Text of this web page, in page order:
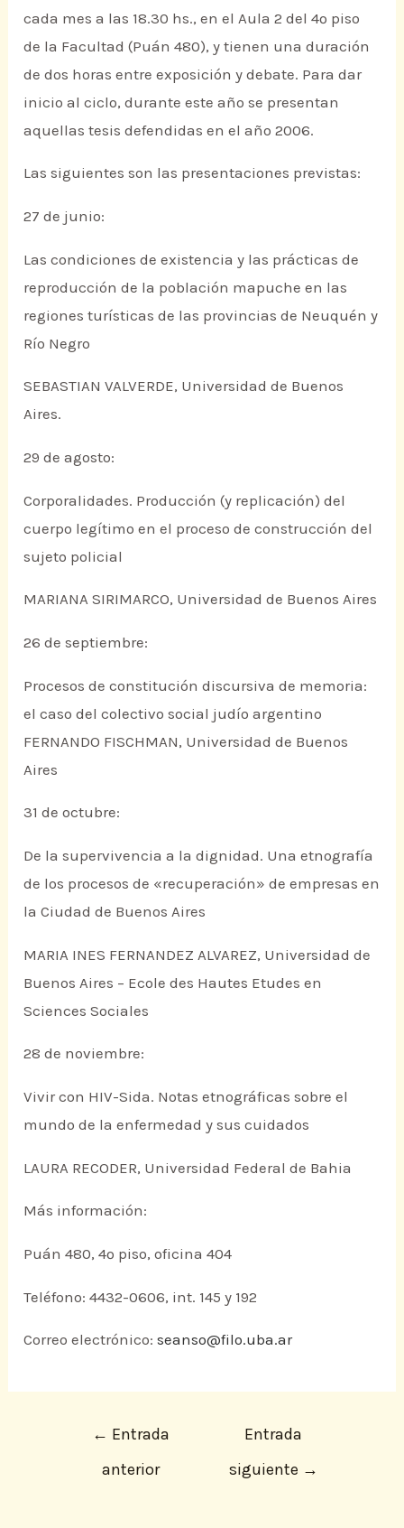
cada mes a las 18.30 hs., en el Aula 2 del 4º piso
de la Facultad (Puán 480), y tienen una duración
de dos horas entre exposición y debate. Para dar
inicio al ciclo, durante este año se presentan
aquellas tesis defendidas en el año 2006.
Las siguientes son las presentaciones previstas:
27 de junio:
Las condiciones de existencia y las prácticas de
reproducción de la población mapuche en las
regiones turísticas de las provincias de Neuquén y
Río Negro
SEBASTIAN VALVERDE, Universidad de Buenos
Aires.
29 de agosto:
Corporalidades. Producción (y replicación) del
cuerpo legítimo en el proceso de construcción del
sujeto policial
MARIANA SIRIMARCO, Universidad de Buenos Aires
26 de septiembre:
Procesos de constitución discursiva de memoria:
el caso del colectivo social judío argentino
FERNANDO FISCHMAN, Universidad de Buenos
Aires
31 de octubre:
De la supervivencia a la dignidad. Una etnografía
de los procesos de «recuperación» de empresas en
la Ciudad de Buenos Aires
MARIA INES FERNANDEZ ALVAREZ, Universidad de
Buenos Aires – Ecole des Hautes Etudes en
Sciences Sociales
28 de noviembre:
Vivir con HIV-Sida. Notas etnográficas sobre el
mundo de la enfermedad y sus cuidados
LAURA RECODER, Universidad Federal de Bahia
Más información:
Puán 480, 4º piso, oficina 404
Teléfono: 4432-0606, int. 145 y 192
Correo electrónico:seanso@filo.uba.ar
← Entrada
anterior
Entrada
siguiente →